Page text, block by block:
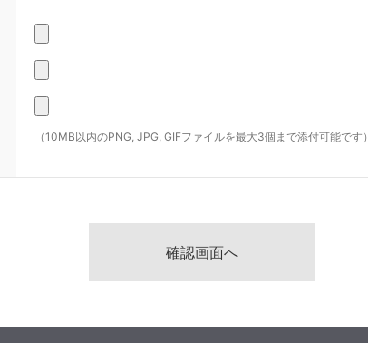
（10MB以内のPNG, JPG, GIFファイルを最大3個まで添付可能です）